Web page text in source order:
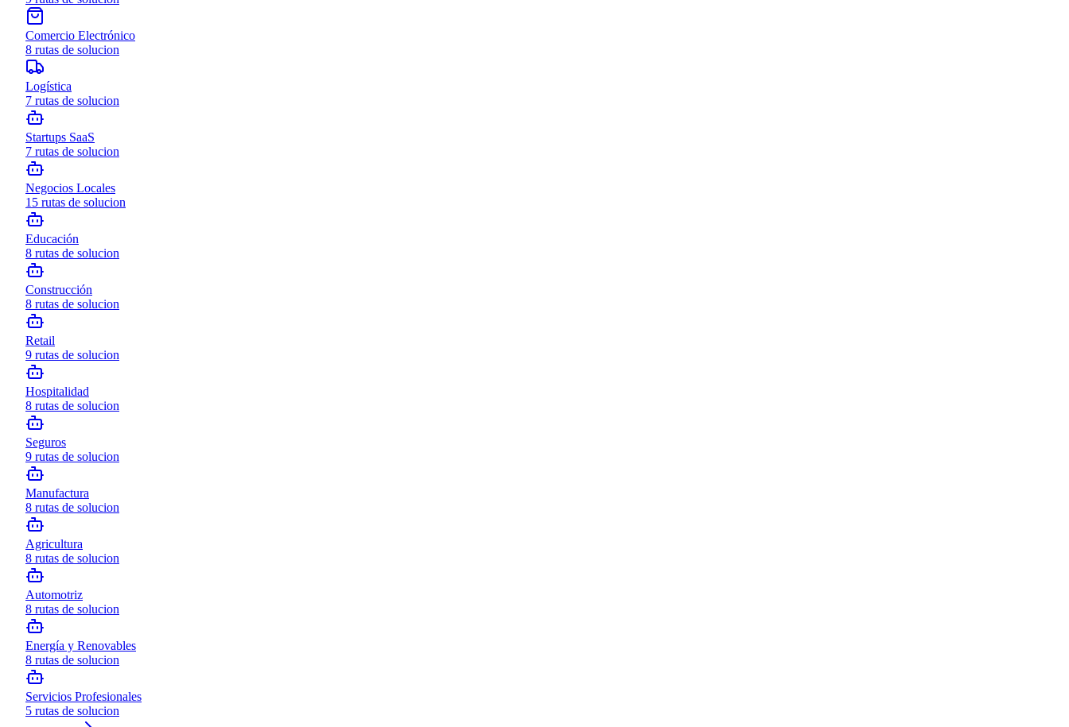
Comercio Electrónico
8 rutas de solucion
Logística
7 rutas de solucion
Startups SaaS
7 rutas de solucion
Negocios Locales
15 rutas de solucion
Educación
8 rutas de solucion
Construcción
8 rutas de solucion
Retail
9 rutas de solucion
Hospitalidad
8 rutas de solucion
Seguros
9 rutas de solucion
Manufactura
8 rutas de solucion
Agricultura
8 rutas de solucion
Automotriz
8 rutas de solucion
Energía y Renovables
8 rutas de solucion
Servicios Profesionales
5 rutas de solucion